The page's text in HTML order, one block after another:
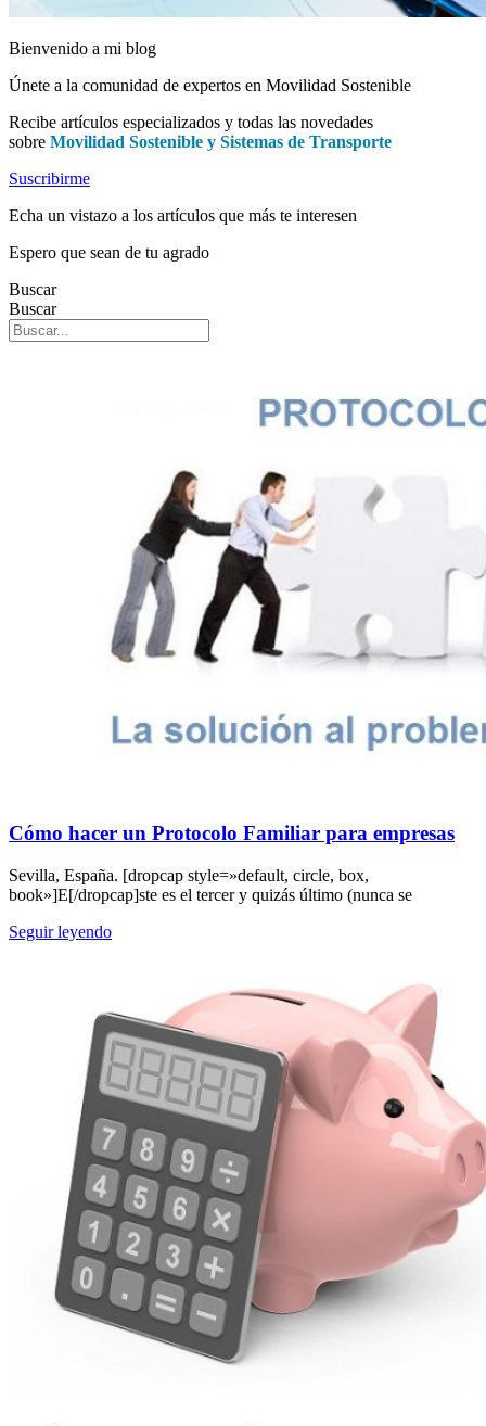
Bienvenido a mi blog
Únete a la comunidad de expertos en Movilidad Sostenible
Recibe artículos especializados y todas las novedades
sobre Movilidad Sostenible y Sistemas de Transporte
Suscribirme
Echa un vistazo a los artículos que más te interesen
Espero que sean de tu agrado
Buscar
Buscar
Cómo hacer un Protocolo Familiar para empresas
Sevilla, España. [dropcap style=»default, circle, box,
book»]E[/dropcap]ste es el tercer y quizás último (nunca se
Seguir leyendo